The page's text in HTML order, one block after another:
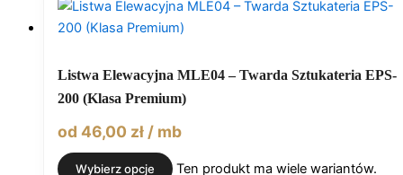
Listwa Elewacyjna MLE04 – Twarda Sztukateria EPS-
200 (Klasa Premium)
od 46,00 zł / mb
Wybierz opcje Ten produkt ma wiele wariantów.